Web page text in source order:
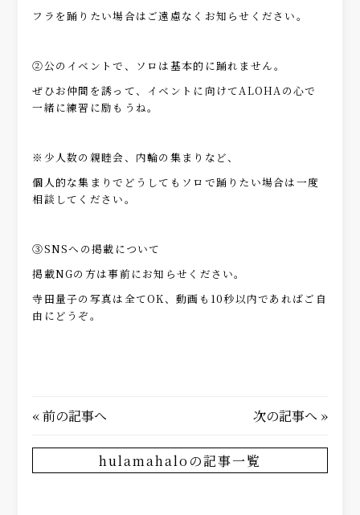
フラを踊りたい場合はご遠慮なくお知らせください。
②公のイベントで、ソロは基本的に踊れません。
ぜひお仲間を誘って、イベントに向けてALOHAの心で
一緒に練習に励もうね。
※少人数の親睦会、内輪の集まりなど、
個人的な集まりでどうしてもソロで踊りたい場合は一度
相談してください。
③SNSへの掲載について
掲載NGの方は事前にお知らせください。
寺田量子の写真は全てOK、動画も10秒以内であればご自
由にどうぞ。
«前の記事へ 次の記事へ »
hulamahaloの記事一覧